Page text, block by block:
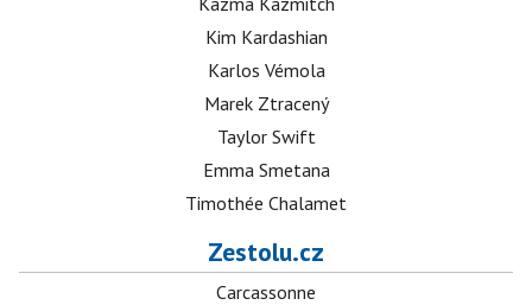
Kim Kardashian
Karlos Vémola
Marek Ztracený
Taylor Swift
Emma Smetana
Timothée Chalamet
Zestolu.cz
Carcassonne